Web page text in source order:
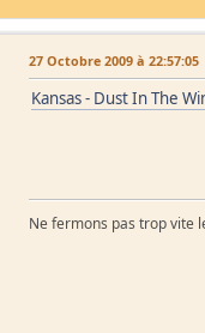
27 Octobre 2009 à 22:57:05
Kansas - Dust In The
Ne fermons pas trop vite